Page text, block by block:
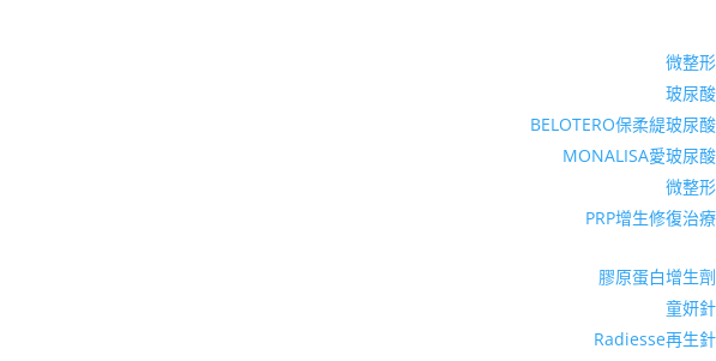
微整形
玻尿酸
BELOTERO保柔緹玻尿酸
MONALISA愛玻尿酸
微整形
PRP增生修復治療
膠原蛋白增生劑
童妍針
Radiesse再生針